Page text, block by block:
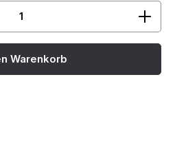
gewünschten Wert ein
Warenkorb